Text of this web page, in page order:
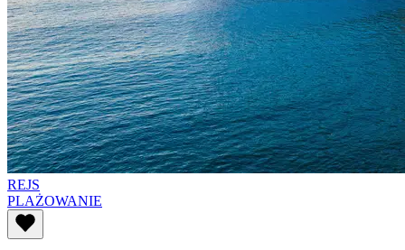
REJS
PLAŻOWANIE